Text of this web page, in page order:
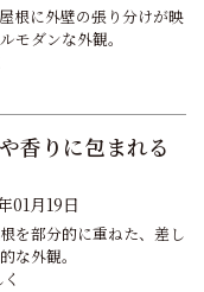
根に外壁の張り分けが映
モダンな外観。
香りに包まれる
01月19日
を部分的に重ねた、差し
な外観。